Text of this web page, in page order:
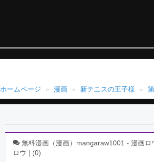
ホームページ 漫画 新テニスの王子様
無料漫画（漫画）mangaraw1001 - 漫画
ロウ | (0)